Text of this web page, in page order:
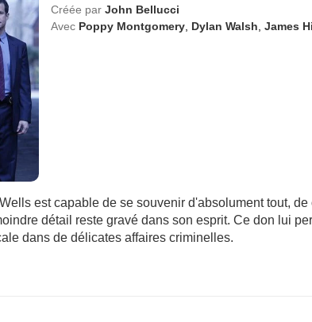
Créée par John Bellucci
Avec Poppy Montgomery, Dylan Walsh James
est capable de se souvenir d'absolument tout, de
détail reste gravé dans son esprit. Ce don lui
dans de délicates affaires criminelles.